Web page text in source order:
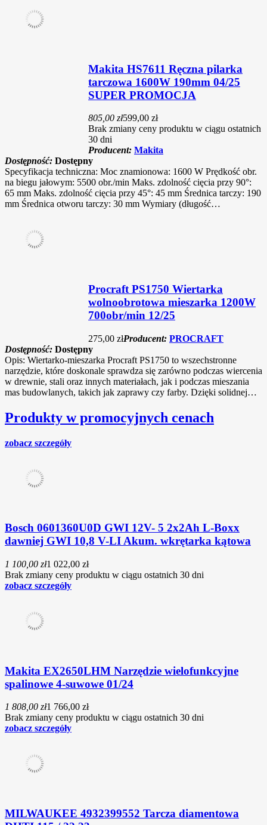
Makita HS7611 Ręczna pilarka
tarczowa 1600W 190mm 04/25
SUPER PROMOCJA
805,00 zł599,00 zł
Brak zmiany ceny produktu w ciągu ostatnich
30 dni
Producent: Makita
Dostępność: Dostępny
Specyfikacja techniczna: Moc znamionowa: 1600 W Prędkość obr.
na biegu jałowym: 5500 obr./min Maks. zdolność cięcia przy 90°:
65 mm Maks. zdolność cięcia przy 45°: 45 mm Średnica tarczy: 190
mm Średnica otworu tarczy: 30 mm Wymiary (długość…
Procraft PS1750 Wiertarka
wolnoobrotowa mieszarka 1200W
700obr/min 12/25
275,00 złProducent: PROCRAFT
Dostępność: Dostępny
Opis: Wiertarko-mieszarka Procraft PS1750 to wszechstronne
narzędzie, które doskonale sprawdza się zarówno podczas wiercenia
w drewnie, stali oraz innych materiałach, jak i podczas mieszania
mas budowlanych, takich jak zaprawy czy farby. Dzięki solidnej…
Produkty w promocyjnych cenach
zobacz szczegóły
Bosch 0601360U0D GWI 12V- 5 2x2Ah L-Boxx
dawniej GWI 10,8 V-LI Akum. wkrętarka kątowa
1 100,00 zł1 022,00 zł
Brak zmiany ceny produktu w ciągu ostatnich 30 dni
zobacz szczegóły
Makita EX2650LHM Narzędzie wielofunkcyjne
spalinowe 4-suwowe 01/24
1 808,00 zł1 766,00 zł
Brak zmiany ceny produktu w ciągu ostatnich 30 dni
zobacz szczegóły
MILWAUKEE 4932399552 Tarcza diamentowa